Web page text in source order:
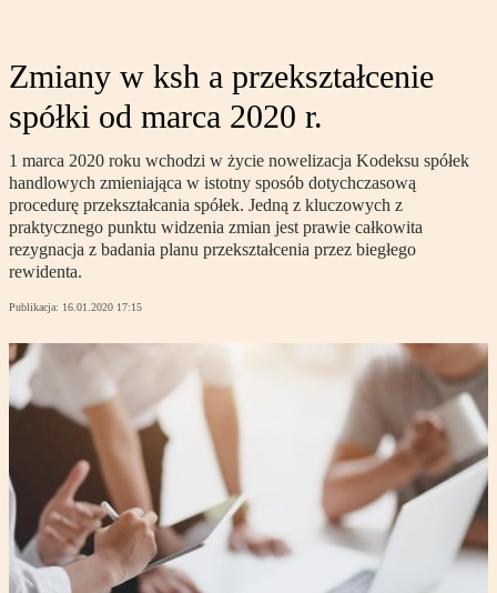
Zmiany w ksh a przekształcenie
spółki od marca 2020 r.
1 marca 2020 roku wchodzi w życie nowelizacja Kodeksu spółek
handlowych zmieniająca w istotny sposób dotychczasową
procedurę przekształcania spółek. Jedną z kluczowych z
praktycznego punktu widzenia zmian jest prawie całkowita
rezygnacja z badania planu przekształcenia przez biegłego
rewidenta.
Publikacja: 16.01.2020 17:15